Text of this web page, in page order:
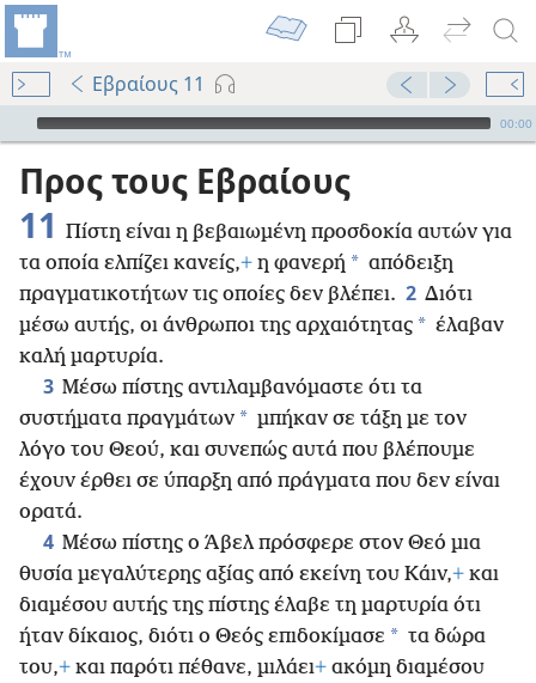
Εβραίους 11
Audio Player
00:00
Προς τους Εβραίους
11 Πίστη είναι η βεβαιωμένη προσδοκία αυτών για
τα οποία ελπίζει κανείς,+ η φανερή * απόδειξη
πραγματικοτήτων τις οποίες δεν βλέπει. 2 Διότι
μέσω αυτής, οι άνθρωποι της αρχαιότητας * έλαβαν
καλή μαρτυρία.
3 Μέσω πίστης αντιλαμβανόμαστε ότι τα
συστήματα πραγμάτων * μπήκαν σε τάξη με τον
λόγο του Θεού, και συνεπώς αυτά που βλέπουμε
έχουν έρθει σε ύπαρξη από πράγματα που δεν είναι
ορατά.
4 Μέσω πίστης ο Άβελ πρόσφερε στον Θεό μια
θυσία μεγαλύτερης αξίας από εκείνη του Κάιν,+ και
διαμέσου αυτής της πίστης έλαβε τη μαρτυρία ότι
ήταν δίκαιος, διότι ο Θεός επιδοκίμασε * τα δώρα
του,+ και παρότι πέθανε, μιλάει+ ακόμη διαμέσου